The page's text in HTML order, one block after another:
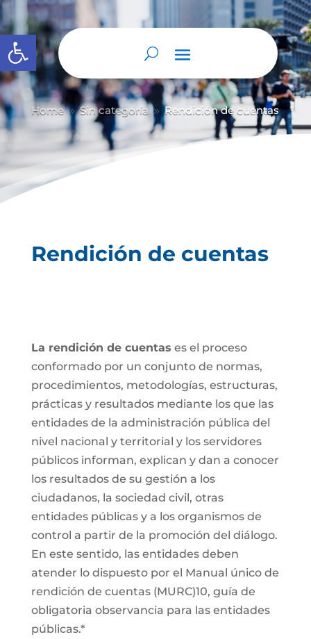
Abrir barra de herramientas
Home 9 Sin categoría 9 Rendición de cuentas
Rendición de cuentas
La rendición de cuentas es el proceso
conformado por un conjunto de normas,
procedimientos, metodologías, estructuras,
prácticas y resultados mediante los que las
entidades de la administración pública del
nivel nacional y territorial y los servidores
públicos informan, explican y dan a conocer
los resultados de su gestión a los
ciudadanos, la sociedad civil, otras
entidades públicas y a los organismos de
control a partir de la promoción del diálogo.
En este sentido, las entidades deben
atender lo dispuesto por el Manual único de
rendición de cuentas (MURC)10, guía de
obligatoria observancia para las entidades
públicas.*